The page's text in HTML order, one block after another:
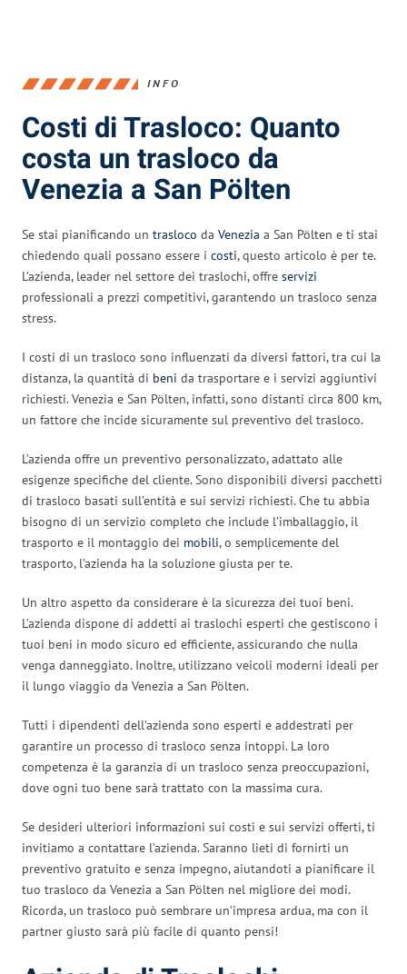
INFO
Costi di Trasloco: Quanto
costa un trasloco da
Venezia a San Pölten
Se stai pianificando un trasloco da Venezia a San Pölten e ti stai
chiedendo quali possano essere i costi, questo articolo è per te.
L’azienda, leader nel settore dei traslochi, offre servizi
professionali a prezzi competitivi, garantendo un trasloco senza
stress.
I costi di un trasloco sono influenzati da diversi fattori, tra cui la
distanza, la quantità di beni da trasportare e i servizi aggiuntivi
richiesti. Venezia e San Pölten, infatti, sono distanti circa 800 km,
un fattore che incide sicuramente sul preventivo del trasloco.
L’azienda offre un preventivo personalizzato, adattato alle
esigenze specifiche del cliente. Sono disponibili diversi pacchetti
di trasloco basati sull’entità e sui servizi richiesti. Che tu abbia
bisogno di un servizio completo che include l’imballaggio, il
trasporto e il montaggio dei mobili, o semplicemente del
trasporto, l’azienda ha la soluzione giusta per te.
Un altro aspetto da considerare è la sicurezza dei tuoi beni.
L’azienda dispone di addetti ai traslochi esperti che gestiscono i
tuoi beni in modo sicuro ed efficiente, assicurando che nulla
venga danneggiato. Inoltre, utilizzano veicoli moderni ideali per
il lungo viaggio da Venezia a San Pölten.
Tutti i dipendenti dell’azienda sono esperti e addestrati per
garantire un processo di trasloco senza intoppi. La loro
competenza è la garanzia di un trasloco senza preoccupazioni,
dove ogni tuo bene sarà trattato con la massima cura.
Se desideri ulteriori informazioni sui costi e sui servizi offerti, ti
invitiamo a contattare l’azienda. Saranno lieti di fornirti un
preventivo gratuito e senza impegno, aiutandoti a pianificare il
tuo trasloco da Venezia a San Pölten nel migliore dei modi.
Ricorda, un trasloco può sembrare un’impresa ardua, ma con il
partner giusto sarà più facile di quanto pensi!